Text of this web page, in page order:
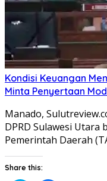
Kondisi Keuangan
Minta Penyertaan
Manado,
DPRD Sulawesi Utara
Pemerintah Daerah
Share this: